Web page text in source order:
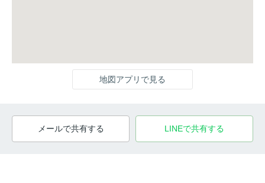
地図アプリで見る
メールで共有する LINEで共有する